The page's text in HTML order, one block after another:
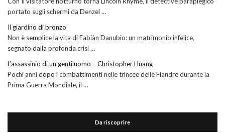
portato sugli schermi da Denzel …
Il giardino di bronzo
Non è semplice la vita di Fabiàn Danubio: un matrimonio infelice,
segnato dalla profonda crisi …
L’assassinio di un gentiluomo – Christopher Huang
Pochi anni dopo i combattimenti nelle trincee delle Fiandre durante la
Prima Guerra Mondiale, il …
Da riscoprire